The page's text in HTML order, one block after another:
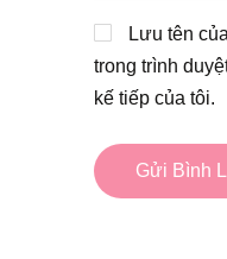
Lưu tên
trong trình
kế tiếp của tôi.